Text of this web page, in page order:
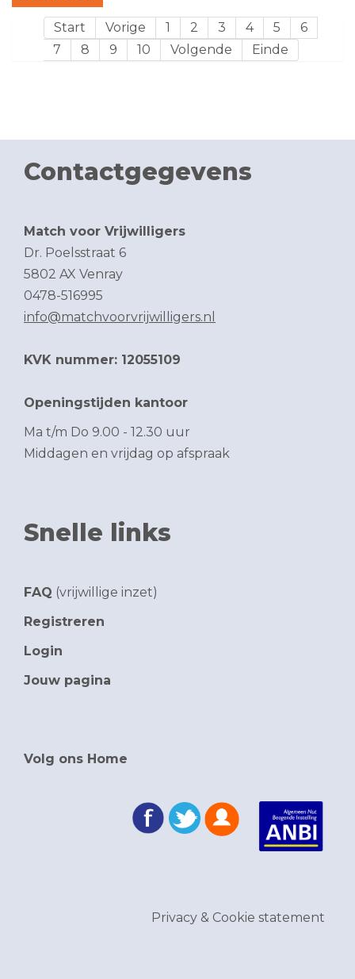
Start Vorige 1 2 3 4 5
6
7
8 9 10 Volgende Einde
Contactgegevens
Match voor Vrijwilligers
Dr. Poelsstraat 6
5802 AX Venray
0478-516995
info@matchvoorvrijwilligers.nl
KVK nummer: 12055109
Openingstijden kantoor
Ma t/m Do 9.00 - 12.30 uur
Middagen en vrijdag op afspraak
Snelle links
FAQ (vrijwillige inzet)
Registreren
Login
Jouw pagina
Volg ons Home
Privacy & Cookie statement